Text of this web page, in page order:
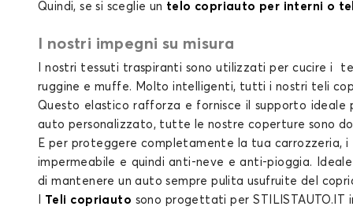
Quindi, se si sceglie un telo copriauto per interni o
I nostri impegni su misura
I nostri tessuti traspiranti sono utilizzati per cucire i
ruggine e muffe. Molto intelligenti, tutti i nostri teli
Questo elastico rafforza e fornisce il supporto ideale
auto personalizzato, tutte le nostre coperture sono
E per proteggere completamente la tua carrozzeria, i
impermeabile e quindi anti-neve e anti-pioggia.
di mantenere un auto sempre pulita usufruite del
Teli copriauto sono progettati per